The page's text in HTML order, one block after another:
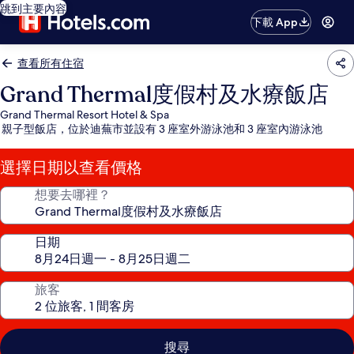
跳到主要內容
下載 App
查看所有住宿
Grand Thermal度假村及水療飯店
Grand Thermal Resort Hotel & Spa
親子型飯店，位於迪蕪市並設有 3 座室外游泳池和 3 座室內游泳池
選擇日期以查看價格
想要去哪裡？
日期
旅客
搜尋